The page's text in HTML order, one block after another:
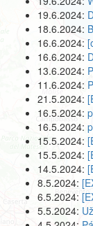
19.6.2024:
18.6.2024:
16.6.2024:
16.6.2024:
13.6.2024:
11.6.2024:
21.5.2024:
16.5.2024:
16.5.2024:
15.5.2024:
15.5.2024:
14.5.2024:
8.5.2024:
6.5.2024:
5.5.2024: